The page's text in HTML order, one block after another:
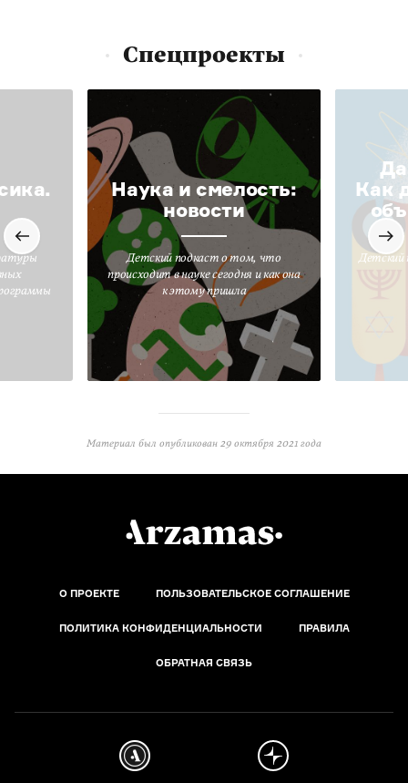
Спецпроекты
Наука и смелость:
новости
Детский подкаст о том, что
происходит в науке сегодня и как она
к этому пришла
Да
Как
Детский
Материал был опубликован 29 октября 2021 года
О ПРОЕКТЕ ПОЛЬЗОВАТЕЛЬСКОЕ СОГЛАШЕНИЕ
ПОЛИТИКА КОНФИДЕНЦИАЛЬНОСТИ ПРАВИЛА
ОБРАТНАЯ СВЯЗЬ